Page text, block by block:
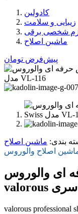
کادولین
زیبایی و سلامت
شخصی برقی
ماشین اصلاح
پیش‌فرض تومان
بندی: ماشین اصلاح
اصلاح والوروس
ای والوروس
valorous professional